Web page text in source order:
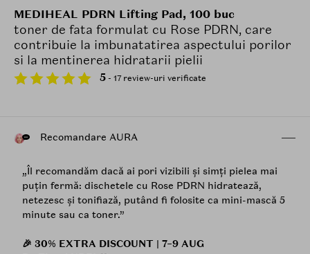
MEDIHEAL PDRN Lifting Pad, 100 buc
toner de fata formulat cu Rose PDRN, care
contribuie la imbunatatirea aspectului porilor
si la mentinerea hidratarii pielii
5 - 17 review-uri verificate
Recomandare AURA
„Îl recomandăm dacă ai pori vizibili și simți pielea mai
puțin fermă: dischetele cu Rose PDRN hidratează,
netezesc și tonifiază, putând fi folosite ca mini-mască 5
minute sau ca toner.”
🎉 30% EXTRA DISCOUNT | 7–9 AUG